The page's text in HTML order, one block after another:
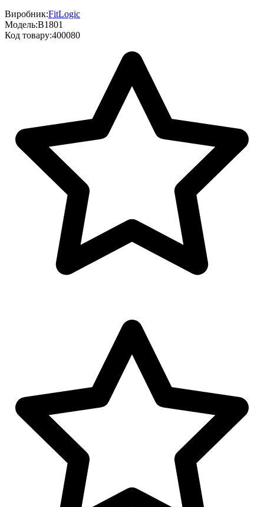
Виробник:FitLogic
Модель:B1801
Код товару:400080